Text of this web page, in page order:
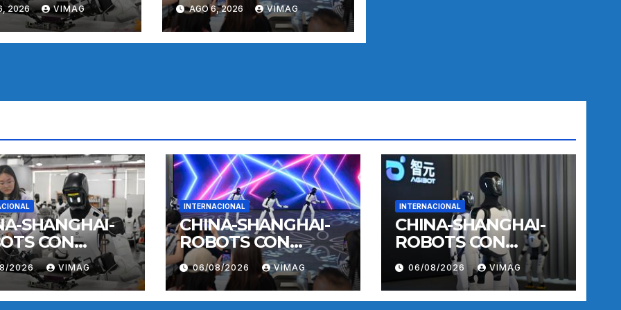
2026 VIMAG
INCORPORADA-
ENTRENAMIENTO
AGO 6, 2026 VIMAG
SHANGHAI-
CON
2026 VIMAG
INTERNACIONAL
CHINA-SHANGHAI-
ROBOTS CON
INTELIGENCIA
INCORPORADA-
ENTRENAMIENTO
06/08/2026 VIMAG
INTERNACIONAL
CHINA-SHANGHAI-
ROBOTS CON
INTELIGENCIA
INCORPORADA-
ENTRENAMIENTO
06/08/2026 VIMAG